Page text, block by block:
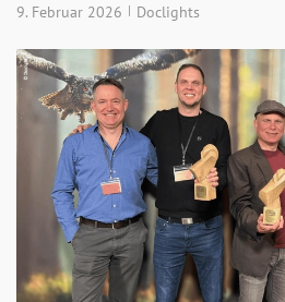
9. Februar 2026 Doclights